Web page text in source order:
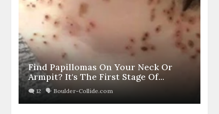
Find Papillomas On Your Neck Or
Armpit? It's The First Stage Of...